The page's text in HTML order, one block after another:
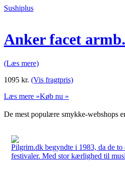
Sushiplus
Anker facet
(Læs mere)
1095 kr. (Vis fragtpris)
Læs mere »Køb nu »
De mest populære smykke-webshops
Pilgrim.dk begyndte i 1983, da de
festivaler. Med stor kærlighed til